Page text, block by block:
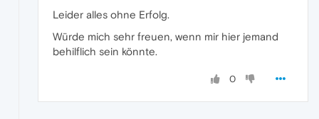
Leider alles ohne Erfolg.
Würde mich sehr freuen, wenn mir hier jemand
behilflich sein könnte.
0